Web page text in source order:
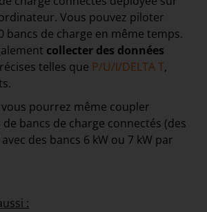
Vous pouvez piloter
bancs de charge en même temps.
collecter des données
telles que P/U/I/DELTA T,
vous pourrez même coupler
bancs de charge connectés (des
des bancs 6 kW ou 7 kW par
: